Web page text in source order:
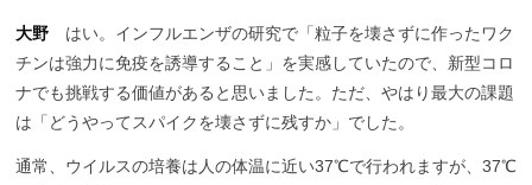
大野はい。インフルエンザの研究で「粒子を壊さずに作ったワク
チンは強力に免疫を誘導すること」を実感していたので、新型コロ
ナでも挑戦する価値があると思いました。ただ、やはり最大の課題
は「どうやってスパイクを壊さずに残すか」でした。
通常、ウイルスの培養は人の体温に近い37℃で行われますが、37℃